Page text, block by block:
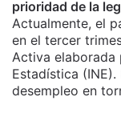
prioridad de la
Actualmente, el
en el tercer
Activa
Estadística
desempleo en